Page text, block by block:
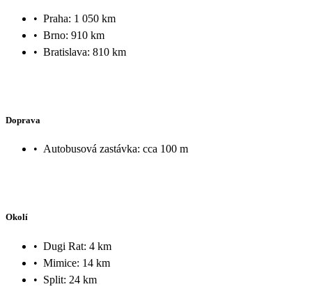
• Praha: 1 050 km
• Brno: 910 km
• Bratislava: 810 km
Doprava
• Autobusová zastávka: cca 100 m
Okolí
• Dugi Rat: 4 km
• Mimice: 14 km
• Split: 24 km